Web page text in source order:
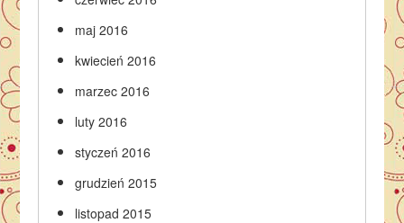
maj 2016
kwiecień 2016
marzec 2016
luty 2016
styczeń 2016
grudzień 2015
listopad 2015